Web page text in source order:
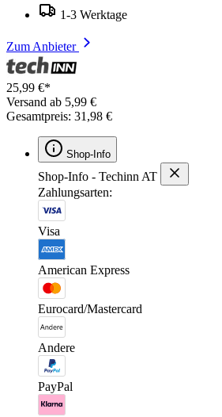
1-3 Werktage
Zum Anbieter
25,99 €*
Versand ab 5,99 €
Gesamtpreis: 31,98 €
Shop-Info
Shop-Info - Techinn AT
Zahlungsarten:
Visa
American Express
Eurocard/Mastercard
Andere
PayPal